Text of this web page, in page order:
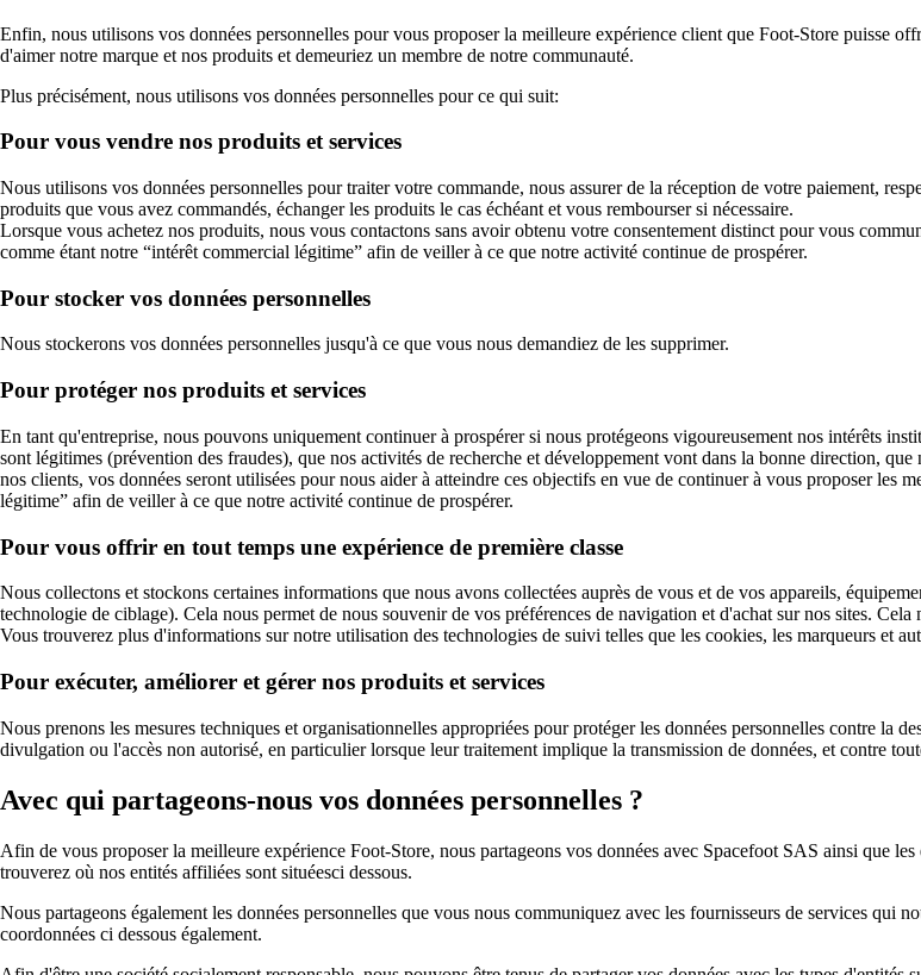
Enfin, nous utilisons vos données personnelles pour vous proposer la meilleure expérience client que Foot-Store puisse
d'aimer notre marque et nos produits et demeuriez un membre de notre communauté.
Plus précisément, nous utilisons vos données personnelles pour ce qui suit:
Pour vous vendre nos produits et services
Nous utilisons vos données personnelles pour traiter votre commande, nous assurer de la réception de votre paiement,
produits que vous avez commandés, échanger les produits le cas échéant et vous rembourser si nécessaire.
Lorsque vous achetez nos produits, nous vous contactons sans avoir obtenu votre consentement distinct pour vous
comme étant notre “intérêt commercial légitime” afin de veiller à ce que notre activité continue de prospérer.
Pour stocker vos données personnelles
Nous stockerons vos données personnelles jusqu'à ce que vous nous demandiez de les supprimer.
Pour protéger nos produits et services
En tant qu'entreprise, nous pouvons uniquement continuer à prospérer si nous protégeons vigoureusement nos intérêts
sont légitimes (prévention des fraudes), que nos activités de recherche et développement vont dans la bonne direction,
nos clients, vos données seront utilisées pour nous aider à atteindre ces objectifs en vue de continuer à vous proposer les
légitime” afin de veiller à ce que notre activité continue de prospérer.
Pour vous offrir en tout temps une expérience de première classe
Nous collectons et stockons certaines informations que nous avons collectées auprès de vous et de vos appareils,
technologie de ciblage). Cela nous permet de nous souvenir de vos préférences de navigation et d'achat sur nos sites.
Vous trouverez plus d'informations sur notre utilisation des technologies de suivi telles que les cookies, les marqueurs et
Pour exécuter, améliorer et gérer nos produits et services
Nous prenons les mesures techniques et organisationnelles appropriées pour protéger les données personnelles contre la
divulgation ou l'accès non autorisé, en particulier lorsque leur traitement implique la transmission de données, et contre
Avec qui partageons-nous vos données personnelles ?
Afin de vous proposer la meilleure expérience Foot-Store, nous partageons vos données avec Spacefoot SAS ainsi que
trouverez où nos entités affiliées sont situéesci dessous.
Nous partageons également les données personnelles que vous nous communiquez avec les fournisseurs de services qui
coordonnées ci dessous également.